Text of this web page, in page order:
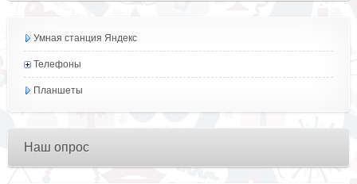
Умная станция Яндекс
Телефоны
Планшеты
Наш опрос